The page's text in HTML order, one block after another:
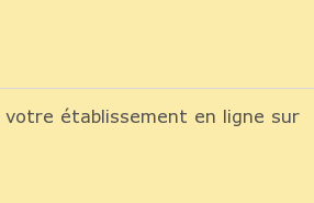
établissement en ligne sur